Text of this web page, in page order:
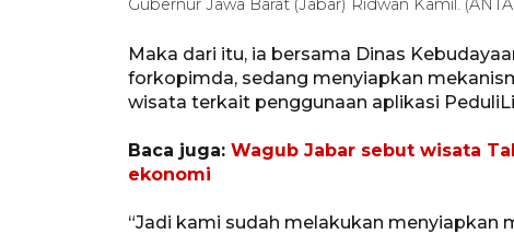
Gubernur Jawa Barat (Jabar) Ridwan Kamil.
Maka dari itu, ia bersama Dinas
forkopimda, sedang menyiapkan
wisata terkait penggunaan aplikasi
Baca juga: Wagub Jabar sebut wisata
ekonomi
“Jadi kami sudah melakukan menyiapkan